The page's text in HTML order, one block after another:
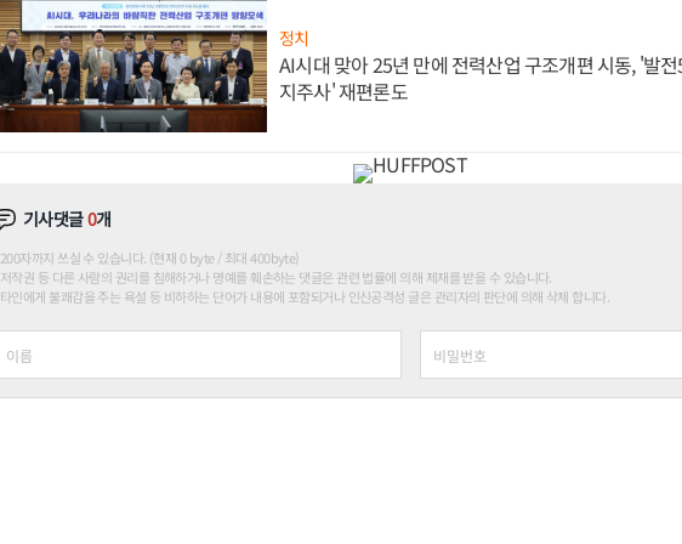
정치
AI시대 맞아 25년 만에 전력산업 구조개편 시동, '발
지주사' 재편론도
기사댓글0개
200자까지 쓰실 수 있습니다. (현재 0 byte / 최대 400byte)
저작권 등 다른 사람의 권리를 침해하거나 명예를 훼손하는 댓글은 관련 법률에 의해 제재를 받을 수 있습니다.
타인에게 불쾌감을 주는 욕설 등 비하하는 단어가 내용에 포함되거나 인신공격성 글은 관리자의 판단에 의해 삭제 합니다.